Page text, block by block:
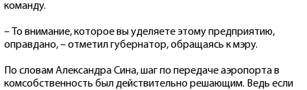
команду.
– То внимание, которое вы уделяете этому предприятию,
оправдано, – отметил губернатор, обращаясь к мэру.
По словам Александра Сина, шаг по передаче аэропорта в
комсобственность был действительно решающим. Ведь если